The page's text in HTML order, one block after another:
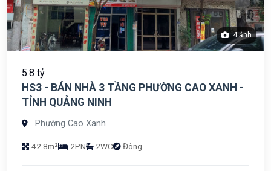
4 ảnh
5.8 tỷ
HS3 - BÁN NHÀ 3 TẦNG PHƯỜNG CAO XANH -
TỈNH QUẢNG NINH
Phường Cao Xanh
42.8m² 2PN 2WC Đông